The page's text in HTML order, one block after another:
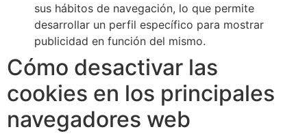
sus hábitos de navegación, lo que permite
desarrollar un perfil específico para mostrar
publicidad en función del mismo.
Cómo desactivar las
cookies en los principales
navegadores web